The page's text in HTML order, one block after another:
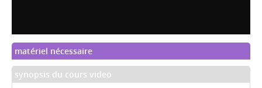
matériel nécessaire
synopsis du cours video